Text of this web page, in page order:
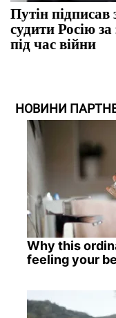
Путін
судити Росію
під час війни
НОВИНИ
Why this
feeling your